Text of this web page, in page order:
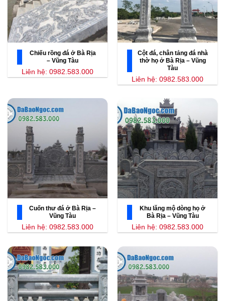
Chiếu rồng đá ở Bà Rịa
– Vũng Tàu
Liên hệ: 0982.583.000
Cột đá, chân tảng đá nhà
thờ họ ở Bà Rịa – Vũng
Tàu
Liên hệ: 0982.583.000
Cuốn thư đá ở Bà Rịa –
Vũng Tàu
Liên hệ: 0982.583.000
Khu lăng mộ dòng họ ở
Bà Rịa – Vũng Tàu
Liên hệ: 0982.583.000